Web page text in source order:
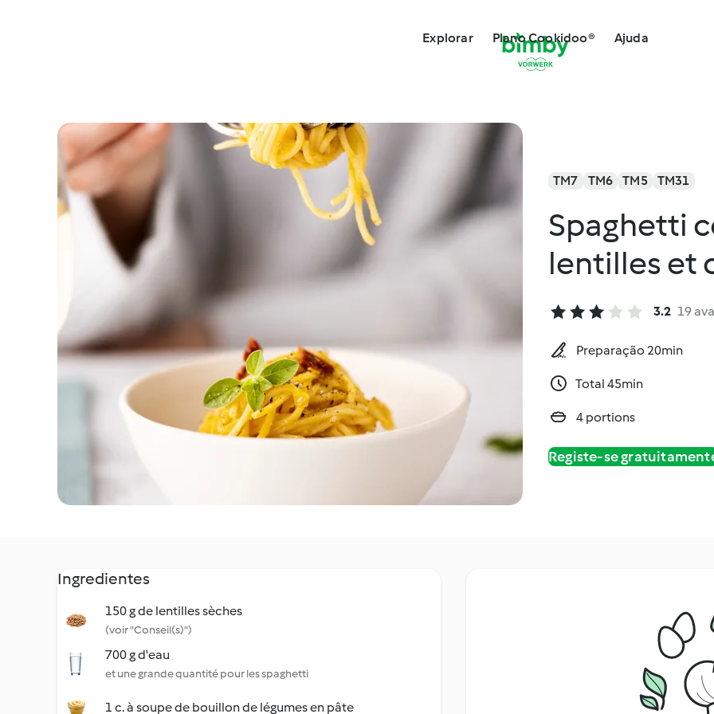
Explorar Plano Cookidoo® Ajuda
TM7 TM6 TM5 TM31
Spaghetti
lentilles et
3.2 19
Preparação 20min
Total 45min
4 portions
Registe-se
Ingredientes
150 g de lentilles sèches
(voir "Conseil(s)")
700 g d'eau
et une grande quantité pour les spaghetti
1 c. à soupe de bouillon de légumes en pâte